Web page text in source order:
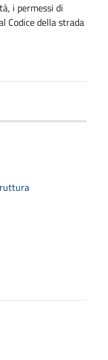
i permessi di
Codice della strada